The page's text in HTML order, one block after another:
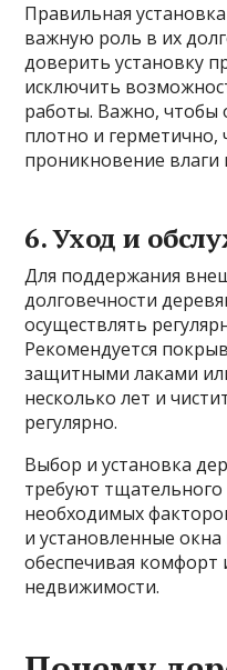
Правильная
важную роль в их
доверить установку
исключить
работы. Важно, чтобы
плотно и
проникновение влаги
6. Уход и
Для поддержания
долговечности
осуществлять
Рекомендуется
защитными лаками
несколько лет и
регулярно.
Выбор и установка
требуют тщательного
необходимых
и установленные
обеспечивая
недвижимости.